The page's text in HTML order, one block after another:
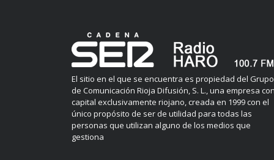
El sitio en el que se encuentra es propiedad del Grupo
de Comunicación Rioja Difusión, S. L., una empresa
capital exclusivamente riojano, creada en 1999 con el
único propósito de ser de utilidad para todas las
personas que utilizan alguno de los medios que
gestiona